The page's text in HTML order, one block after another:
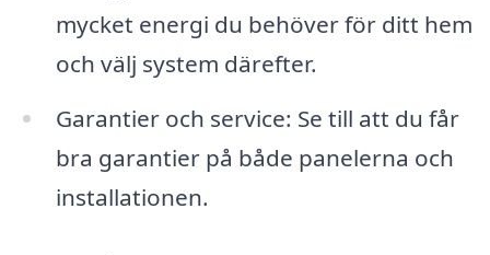
mycket energi du behöver för ditt hem
och välj system därefter.
Garantier och service: Se till att du får
bra garantier på både panelerna och
installationen.